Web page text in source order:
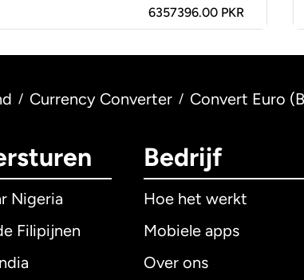
6357396.00 PKR
/ Currency Converter / Convert Euro
Nigeria
Filipijnen
Bedrijf
Hoe het werkt
Mobiele apps
Over ons